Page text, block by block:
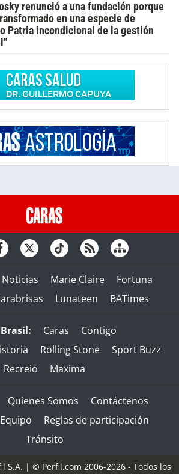
renunció a una fundación porque
en una especie de
Patria incondicional de la gestión
Noticias Marie Claire
Fortuna
Lunateen BATimes
Caras
Contigo
Rolling Stone
Sport Buzz
Recreio
Maxima
Quienes Somos
Contáctenos
Equipo
Reglas de participación
Tránsito
S.A. | © Perfil.com 2006-2026 - Todos los